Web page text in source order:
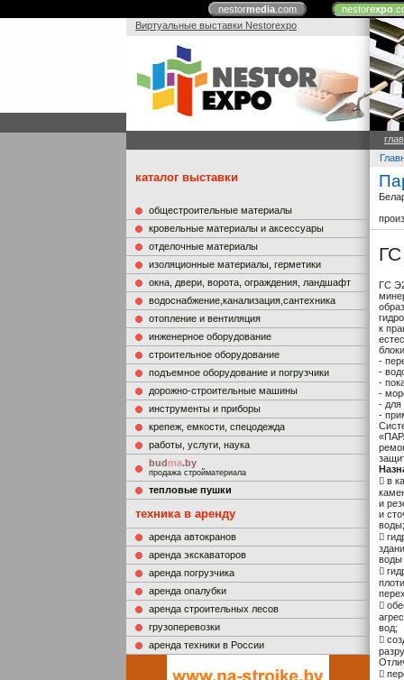
nestormedia.com nestorexpo
Виртуальные выставки Nestorexpo
каталог выставки
общестроительные материалы
кровельные материалы и аксессуары
отделочные материалы
изоляционные материалы, герметики
окна, двери, ворота, ограждения, ландшафт
водоснабжение,канализация,сантехника
отопление и вентиляция
инженерное оборудование
строительное оборудование
подъемное оборудование и погрузчики
дорожно-строительные машины
инструменты и приборы
крепеж, емкости, спецодежда
работы, услуги, наука
budma.by
продажа стройматериала
тепловые пушки
техника в аренду
аренда автокранов
аренда экскаваторов
аренда погрузчика
аренда опалубки
аренда строительных лесов
грузоперевозки
аренда техники в России
ГС
к
-
-
-
-
- для
-
 в
и
и
воды;

воды


вод;

